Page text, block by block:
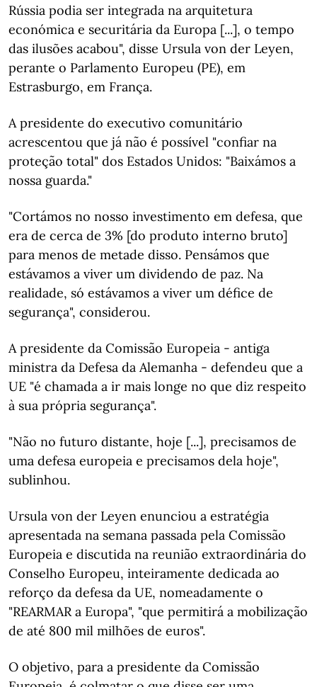
Rússia podia ser integrada na arquitetura
económica e securitária da Europa [...], o tempo
das ilusões acabou", disse Ursula von der Leyen,
perante o Parlamento Europeu (PE), em
Estrasburgo, em França.
A presidente do executivo comunitário
acrescentou que já não é possível "confiar na
proteção total" dos Estados Unidos: "Baixámos a
nossa guarda."
"Cortámos no nosso investimento em defesa, que
era de cerca de 3% [do produto interno bruto]
para menos de metade disso. Pensámos que
estávamos a viver um dividendo de paz. Na
realidade, só estávamos a viver um défice de
segurança", considerou.
A presidente da Comissão Europeia - antiga
ministra da Defesa da Alemanha - defendeu que a
UE "é chamada a ir mais longe no que diz respeito
à sua própria segurança".
"Não no futuro distante, hoje [...], precisamos de
uma defesa europeia e precisamos dela hoje",
sublinhou.
Ursula von der Leyen enunciou a estratégia
apresentada na semana passada pela Comissão
Europeia e discutida na reunião extraordinária do
Conselho Europeu, inteiramente dedicada ao
reforço da defesa da UE, nomeadamente o
"REARMAR a Europa", "que permitirá a mobilização
de até 800 mil milhões de euros".
O objetivo, para a presidente da Comissão